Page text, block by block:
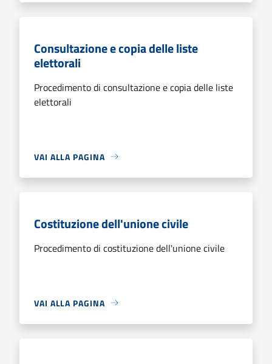
Consultazione e copia delle liste
elettorali
Procedimento di consultazione e copia delle liste
elettorali
VAI ALLA PAGINA
Costituzione dell'unione civile
Procedimento di costituzione dell'unione civile
VAI ALLA PAGINA